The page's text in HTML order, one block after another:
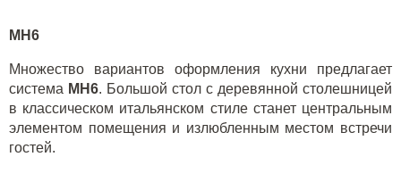
MH6
Множество вариантов оформления кухни предлагает
система MH6. Большой стол с деревянной столешницей
в классическом итальянском стиле станет центральным
элементом помещения и излюбленным местом встречи
гостей.